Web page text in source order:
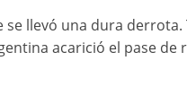
se llevó una dura
acarició el pase